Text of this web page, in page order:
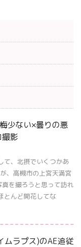
少ない×曇りの悪
影
て、北摂でいくつかあ
、高槻市の上宮天満宮
を撮ろうと思って訪れ
とんど開花してな
ムラプス)のAE追従